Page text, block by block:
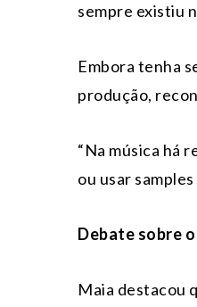
sempre existiu
Embora tenha
produção,
“Na música há
ou usar
Debate sobre
Maia destacou